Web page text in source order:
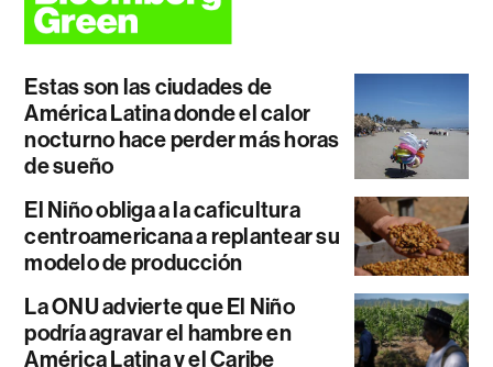
Estas son las ciudades de
América Latina donde el calor
nocturno hace perder más horas
de sueño
El Niño obliga a la caficultura
centroamericana a replantear su
modelo de producción
La ONU advierte que El Niño
podría agravar el hambre en
América Latina y el Caribe